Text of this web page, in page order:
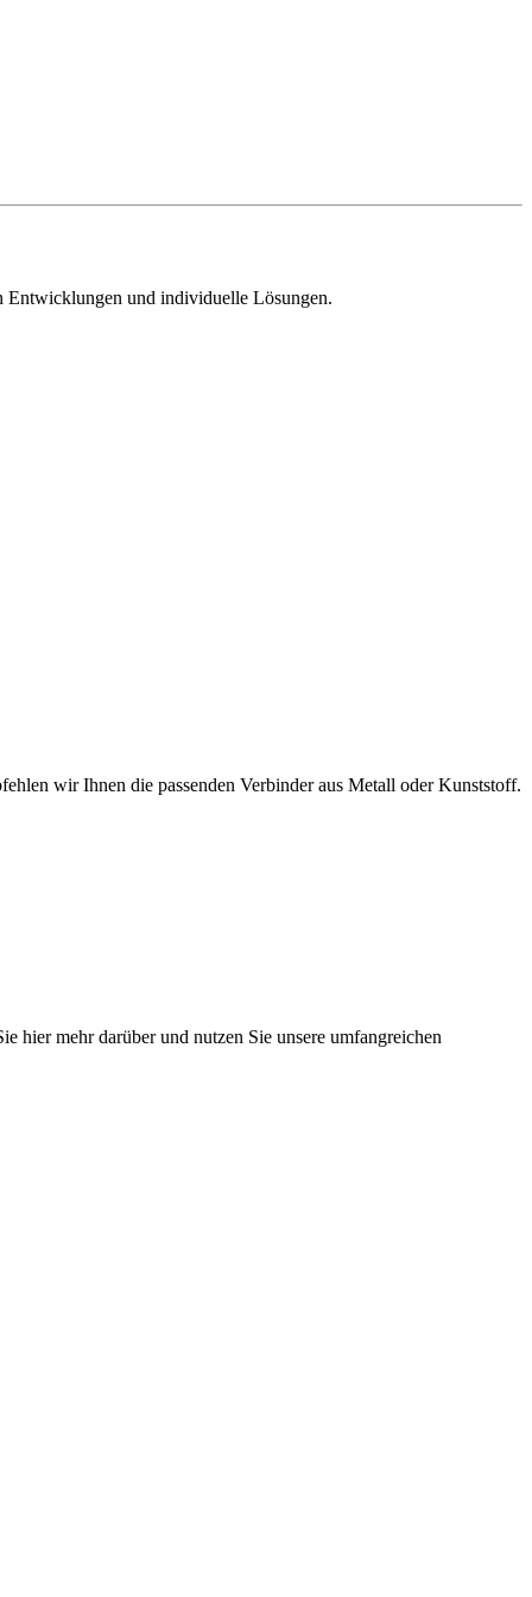
Entwicklungen und individuelle Lösungen.
wir Ihnen die passenden Verbinder aus Metall oder Kunststoff.
hier mehr darüber und nutzen Sie unsere umfangreichen